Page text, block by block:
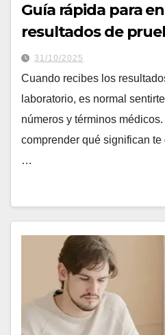
Guía rápida para
resultados de
31/10/2025
Cuando recibes los
laboratorio, es normal
números y términos
comprender qué significan
…